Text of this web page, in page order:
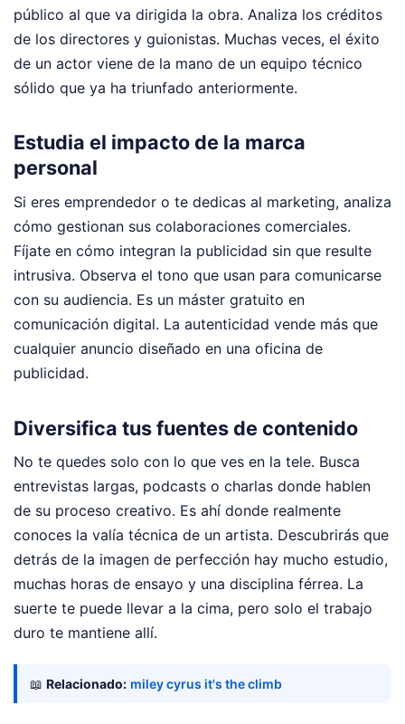
público al que va dirigida la obra. Analiza los créditos
de los directores y guionistas. Muchas veces, el éxito
de un actor viene de la mano de un equipo técnico
sólido que ya ha triunfado anteriormente.
Estudia el impacto de la marca
personal
Si eres emprendedor o te dedicas al marketing, analiza
cómo gestionan sus colaboraciones comerciales.
Fíjate en cómo integran la publicidad sin que resulte
intrusiva. Observa el tono que usan para comunicarse
con su audiencia. Es un máster gratuito en
comunicación digital. La autenticidad vende más que
cualquier anuncio diseñado en una oficina de
publicidad.
Diversifica tus fuentes de contenido
No te quedes solo con lo que ves en la tele. Busca
entrevistas largas, podcasts o charlas donde hablen
de su proceso creativo. Es ahí donde realmente
conoces la valía técnica de un artista. Descubrirás que
detrás de la imagen de perfección hay mucho estudio,
muchas horas de ensayo y una disciplina férrea. La
suerte te puede llevar a la cima, pero solo el trabajo
duro te mantiene allí.
📖 Relacionado: miley cyrus it's the climb